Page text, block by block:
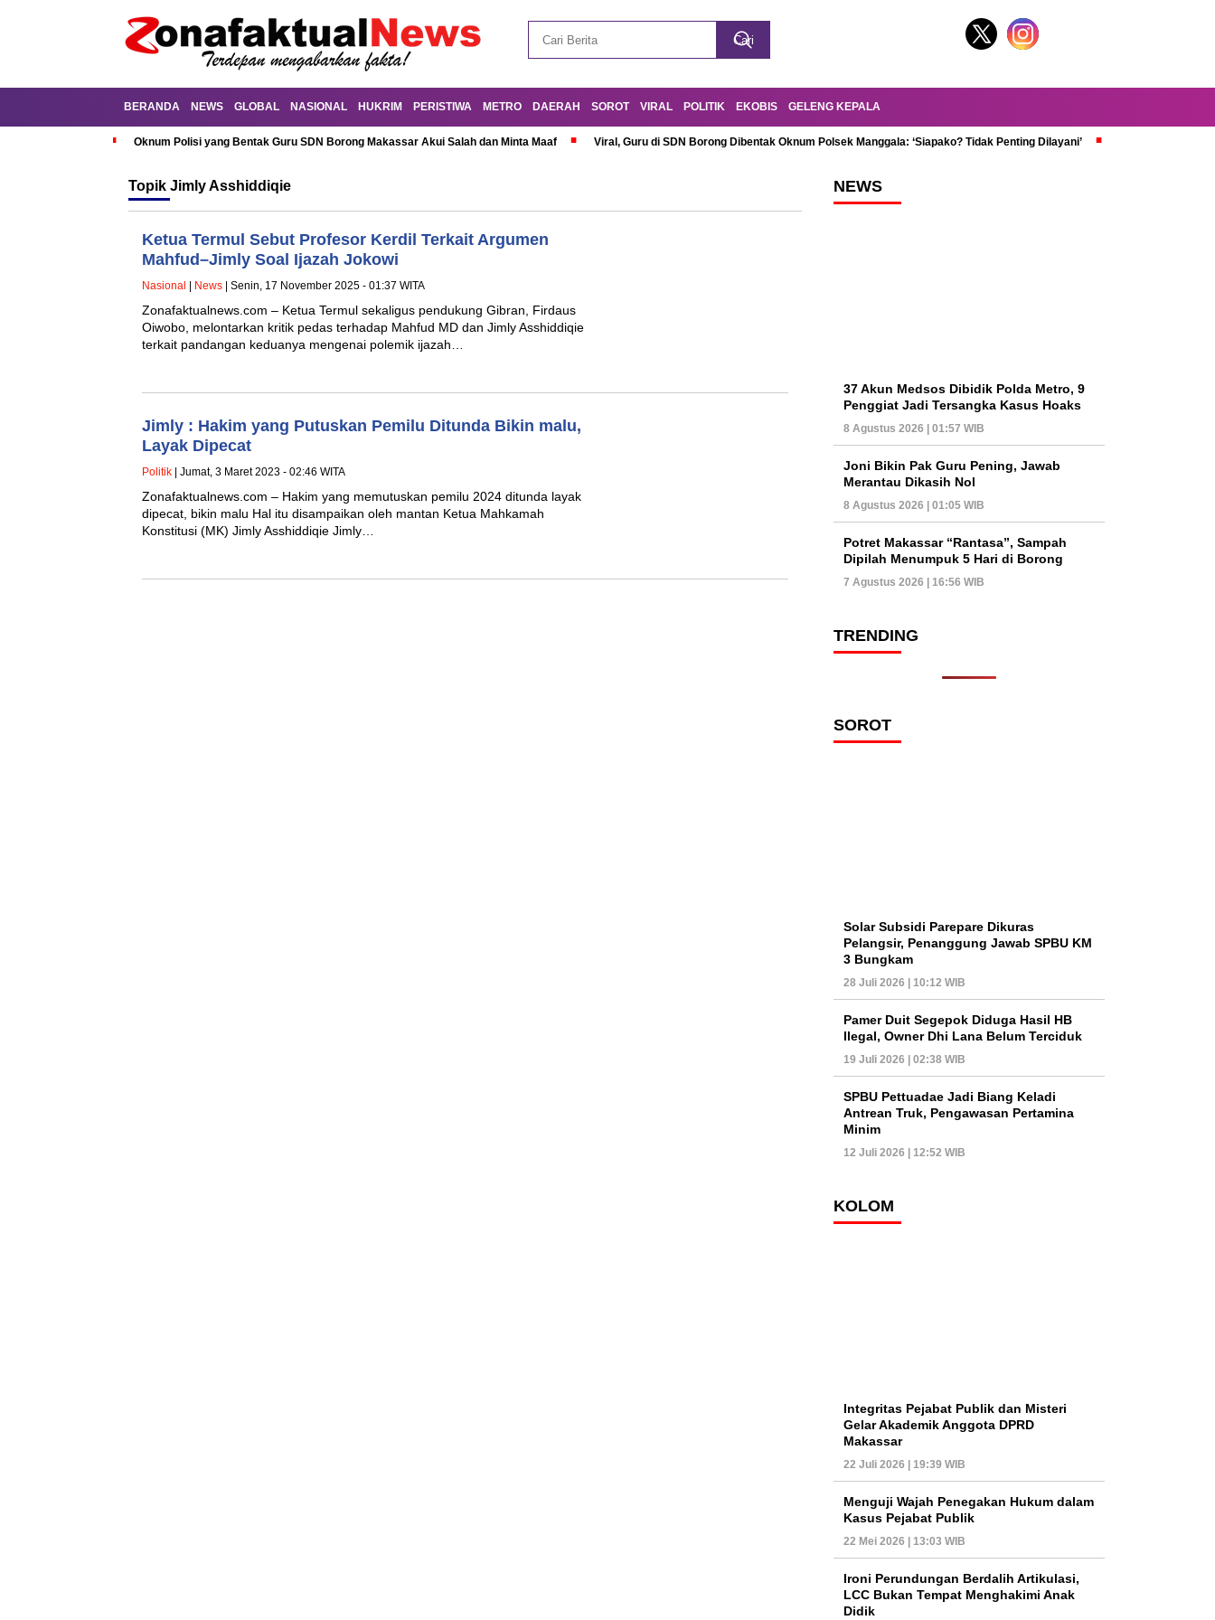
BERANDA NEWS GLOBAL NASIONAL HUKRIM PERISTIWA METRO DAERAH SOROT VIRAL POLITIK EKOBIS GELENG KEPALA
Oknum Polisi yang Bentak Guru SDN Borong Makassar Akui Salah dan Minta Maaf Viral, Guru di SDN Borong Dibentak Oknum Polsek Manggala: ‘Siapako? Tidak Penting Dilayani’
Topik Jimly Asshiddiqie
Ketua Termul Sebut Profesor Kerdil Terkait Argumen
Mahfud–Jimly Soal Ijazah Jokowi
Nasional News | Senin, 17 November 2025 - 01:37 WITA
Zonafaktualnews.com – Ketua Termul sekaligus pendukung Gibran, Firdaus
Oiwobo, melontarkan kritik pedas terhadap Mahfud MD dan Jimly Asshiddiqie
terkait pandangan keduanya mengenai polemik ijazah…
Jimly : Hakim yang Putuskan Pemilu Ditunda Bikin malu,
Layak Dipecat
Politik | Jumat, 3 Maret 2023 - 02:46 WITA
Zonafaktualnews.com – Hakim yang memutuskan pemilu 2024 ditunda layak
dipecat, bikin malu Hal itu disampaikan oleh mantan Ketua Mahkamah
Konstitusi (MK) Jimly Asshiddiqie Jimly…
NEWS
37 Akun Medsos Dibidik Polda Metro, 9
Penggiat Jadi Tersangka Kasus Hoaks
8 Agustus 2026 | 01:57 WIB
Joni Bikin Pak Guru Pening, Jawab
Merantau Dikasih Nol
8 Agustus 2026 | 01:05 WIB
Potret Makassar “Rantasa”, Sampah
Dipilah Menumpuk 5 Hari di Borong
7 Agustus 2026 | 16:56 WIB
TRENDING
SOROT
Solar Subsidi Parepare Dikuras
Pelangsir, Penanggung Jawab SPBU KM
3 Bungkam
28 Juli 2026 | 10:12 WIB
Pamer Duit Segepok Diduga Hasil HB
Ilegal, Owner Dhi Lana Belum Terciduk
19 Juli 2026 | 02:38 WIB
SPBU Pettuadae Jadi Biang Keladi
Antrean Truk, Pengawasan Pertamina
Minim
12 Juli 2026 | 12:52 WIB
KOLOM
Integritas Pejabat Publik dan Misteri
Gelar Akademik Anggota DPRD
Makassar
22 Juli 2026 | 19:39 WIB
Menguji Wajah Penegakan Hukum dalam
Kasus Pejabat Publik
22 Mei 2026 | 13:03 WIB
Ironi Perundungan Berdalih Artikulasi,
LCC Bukan Tempat Menghakimi Anak
Didik